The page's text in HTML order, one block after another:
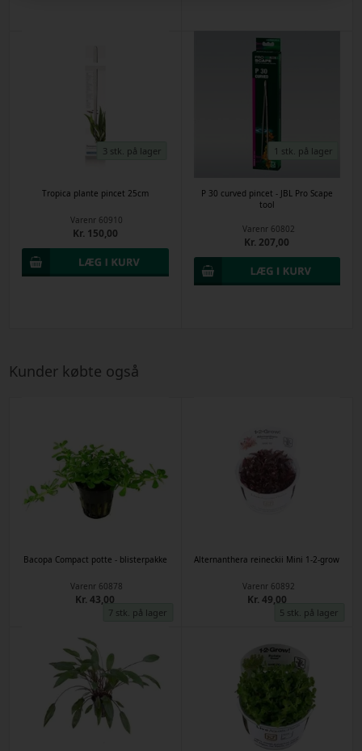
3 stk. på lager
Tropica plante pincet 25cm
Varenr 60910
Kr. 150,00
1 stk. på lager
P 30 curved pincet - JBL Pro Scape
tool
Varenr 60802
Kr. 207,00
Kunder købte også
7 stk. på lager
Bacopa Compact potte - blisterpakke
Varenr 60878
Kr. 43,00
5 stk. på lager
Alternanthera reineckii Mini 1-2-grow
Varenr 60892
Kr. 49,00